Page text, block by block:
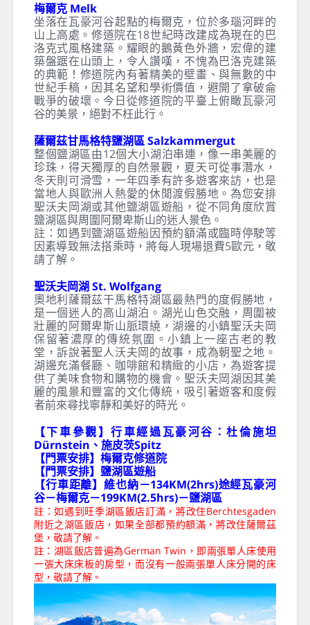
梅爾克 Melk
坐落在瓦豪河谷起點的梅爾克，位於多瑙河畔的
山上高處。修道院在18世紀時改建成為現在的巴
洛克式風格建築。耀眼的鵝黃色外牆，宏偉的建
築盤踞在山頭上，令人讚嘆，不愧為巴洛克建築
的典範！修道院內有著精美的壁畫、與無數的中
世紀手稿，因其名望和學術價值，避開了拿破侖
戰爭的破壞。今日從修道院的平臺上俯瞰瓦豪河
谷的美景，絕對不枉此行。
薩爾茲甘馬格特鹽湖區 Salzkammergut
整個鹽湖區由12個大小湖泊串連，像一串美麗的
珍珠，得天獨厚的自然景觀，夏天可從事潛水，
冬天則可滑雪，一年四季有許多遊客來訪，也是
當地人與歐洲人熱愛的休閒渡假勝地。為您安排
聖沃夫岡湖或其他鹽湖區遊船，從不同角度欣賞
鹽湖區與周圍阿爾卑斯山的迷人景色。
註：如遇到鹽湖區遊船因預約額滿或臨時停駛等
因素導致無法搭乘時，將每人現場退費5歐元，敬
請了解。
聖沃夫岡湖 St. Wolfgang
奧地利薩爾茲干馬格特湖區最熱門的度假勝地，
是一個迷人的高山湖泊。湖光山色交融，周圍被
壯麗的阿爾卑斯山脈環繞，湖邊的小鎮聖沃夫岡
保留著濃厚的傳統氛圍。小鎮上一座古老的教
堂，訴說著聖人沃夫岡的故事，成為朝聖之地。
湖邊充滿餐廳、咖啡館和精緻的小店，為遊客提
供了美味食物和購物的機會。聖沃夫岡湖因其美
麗的風景和豐富的文化傳統，吸引著遊客和度假
者前來尋找寧靜和美好的時光。
【下車參觀】行車經過瓦豪河谷：杜倫施坦
Dürnstein、施皮茨Spitz
【門票安排】梅爾克修道院
【門票安排】鹽湖區遊船
【行車距離】維也納－134KM(2hrs)途經瓦豪河
谷－梅爾克－199KM(2.5hrs)－鹽湖區
註：如遇到旺季湖區飯店訂滿，將改住Berchtesgaden
附近之湖區飯店，如果全部都預約額滿，將改住薩爾茲
堡，敬請了解。
註：湖區飯店普遍為German Twin，即兩張單人床使用
一張大床床板的房型，而沒有一般兩張單人床分開的床
型，敬請了解。